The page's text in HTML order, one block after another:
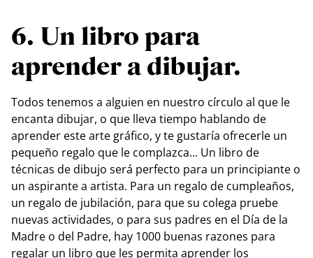
6. Un libro para
aprender a dibujar.
Todos tenemos a alguien en nuestro círculo al que le
encanta dibujar, o que lleva tiempo hablando de
aprender este arte gráfico, y te gustaría ofrecerle un
pequeño regalo que le complazca... Un libro de
técnicas de dibujo será perfecto para un principiante o
un aspirante a artista. Para un regalo de cumpleaños,
un regalo de jubilación, para que su colega pruebe
nuevas actividades, o para sus padres en el Día de la
Madre o del Padre, hay 1000 buenas razones para
regalar un libro que les permita aprender los